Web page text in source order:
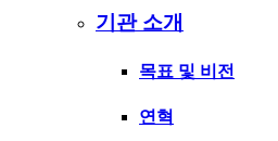
기관 소개
목표 및 비전
연혁